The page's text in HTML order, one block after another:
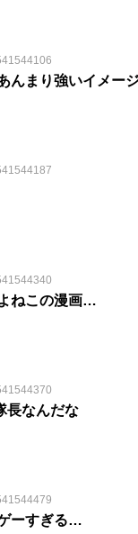
んまり強いイメー
ねこの漫画…
長なんだな
ーすぎる…